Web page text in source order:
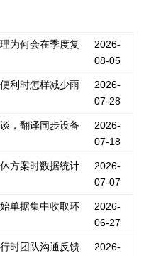
为何会在季度复
2026-
08-05
利时怎样减少雨
2026-
07-28
，翻译同步设备
2026-
07-18
方案时数据统计
2026-
07-07
单据集中收取环
2026-
06-27
时团队沟通反馈
2026-